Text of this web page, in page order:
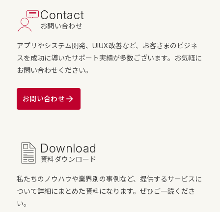
Contact
お問い合わせ
アプリやシステム開発、UIUX改善など、お客さまのビジネ
スを成功に導いたサポート実績が多数ございます。お気軽に
お問い合わせください。
お問い合わせ
Download
資料ダウンロード
私たちのノウハウや業界別の事例など、提供するサービスに
ついて詳細にまとめた資料になります。ぜひご一読くださ
い。